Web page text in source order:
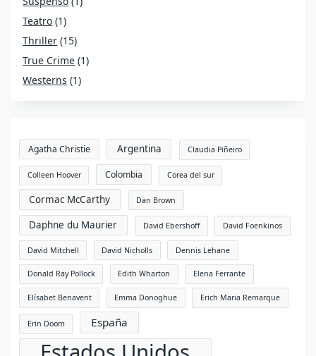
Teatro (1)
Thriller (15)
True Crime (1)
Westerns (1)
Agatha Christie Argentina Claudia Piñeiro
Colleen Hoover Colombia Corea del sur
Cormac McCarthy Dan Brown
Daphne du Maurier David Ebershoff David Foenkinos
David Mitchell David Nicholls Dennis Lehane
Donald Ray Pollock Edith Wharton Elena Ferrante
Elísabet Benavent Emma Donoghue Erich Maria Remarque
Erin Doom España